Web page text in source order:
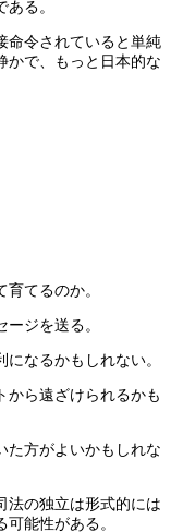
る。
命令されていると単純
かで、もっと日本的な
てるのか。
ジを送る。
なるかもしれない。
から遠ざけられるかも
た方がよいかもしれな
法の独立は形式的には
能性がある。